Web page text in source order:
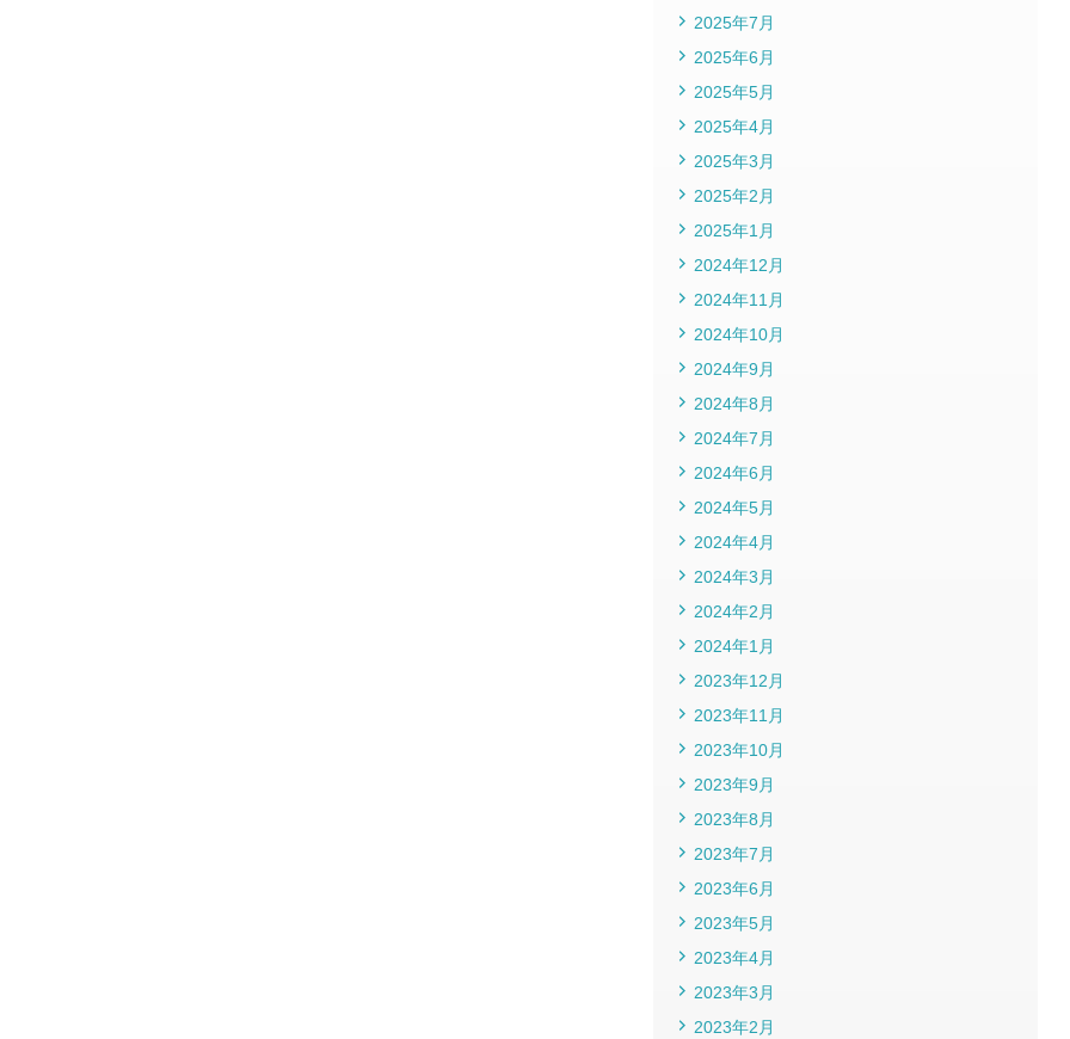
2025年7月
2025年6月
2025年5月
2025年4月
2025年3月
2025年2月
2025年1月
2024年12月
2024年11月
2024年10月
2024年9月
2024年8月
2024年7月
2024年6月
2024年5月
2024年4月
2024年3月
2024年2月
2024年1月
2023年12月
2023年11月
2023年10月
2023年9月
2023年8月
2023年7月
2023年6月
2023年5月
2023年4月
2023年3月
2023年2月